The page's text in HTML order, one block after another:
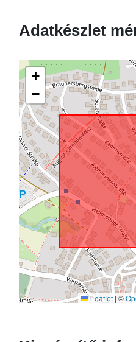
Adatkészlet
+
−
Leaflet | ©